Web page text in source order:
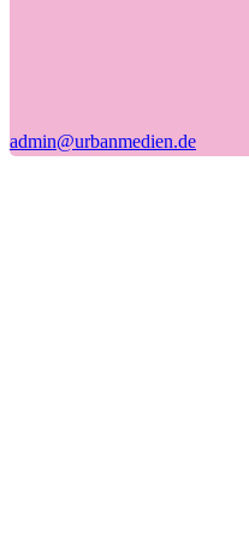
admin@urbanmedien.de